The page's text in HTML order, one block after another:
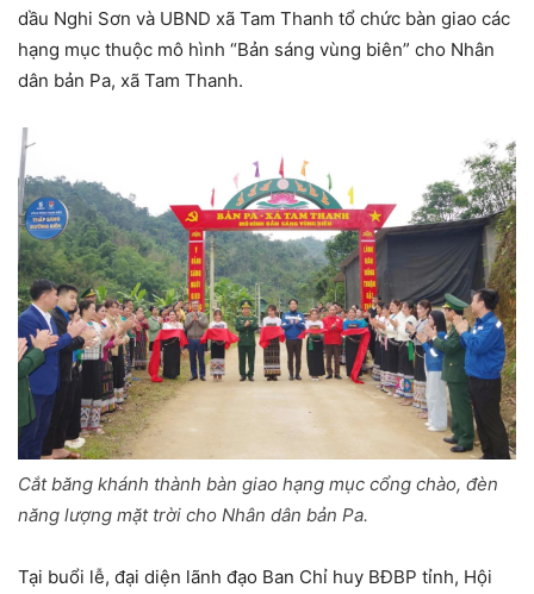
dầu Nghi Sơn và UBND xã Tam Thanh tổ chức bàn giao các
hạng mục thuộc mô hình “Bản sáng vùng biên” cho Nhân
dân bản Pa, xã Tam Thanh.
Cắt băng khánh thành bàn giao hạng mục cổng chào, đèn
năng lượng mặt trời cho Nhân dân bản Pa.
Tại buổi lễ, đại diện lãnh đạo Ban Chỉ huy BĐBP tỉnh, Hội